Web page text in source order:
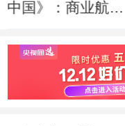
中国》：商业航天
队跻身国际商业航
天市场